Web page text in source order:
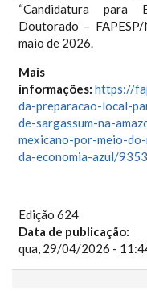
“Candidatura
Doutorado – FAPESP/
maio de 2026.
Mais
informações: https://
da-preparacao-local-
de-sargassum-na-
mexicano-por-meio-
da-economia-azul/
Edição 624
Data de publicação:
qua, 29/04/2026 -